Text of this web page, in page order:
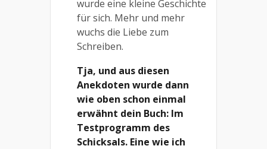
wurde eine kleine Geschichte
für sich. Mehr und mehr
wuchs die Liebe zum
Schreiben.
Tja, und aus diesen
Anekdoten wurde dann
wie oben schon einmal
erwähnt dein Buch: Im
Testprogramm des
Schicksals. Eine wie ich